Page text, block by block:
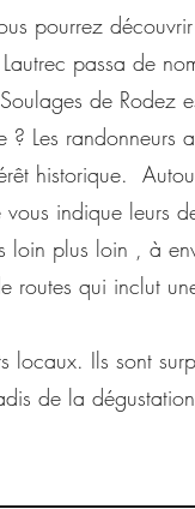
pourrez
passa de
de Rodez
Les randonneurs
historique.
vous indique leurs
loin plus loin , à
routes qui inclut
locaux. Ils sont
de la